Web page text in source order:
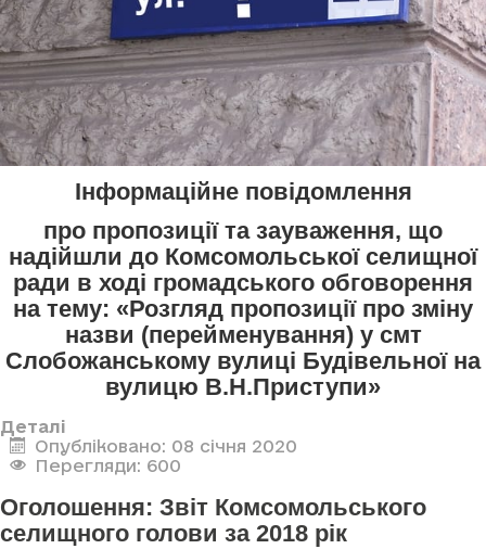
Інформаційне повідомлення
про пропозиції та зауваження, що
надійшли до Комсомольської селищної
ради в ході громадського обговорення
на тему: «Розгляд пропозиції про зміну
назви (перейменування) у смт
Слобожанському вулиці Будівельної на
вулицю В.Н.Приступи»
Деталі
Опубліковано: 08 січня 2020
Перегляди: 600
Оголошення: Звіт Комсомольського
селищного голови за 2018 рік